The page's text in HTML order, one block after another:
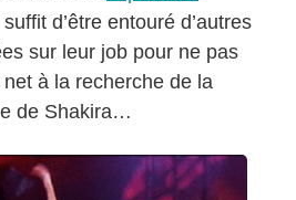
d’être entouré d’autres
sur leur job pour ne pas
à la recherche de la
de Shakira…